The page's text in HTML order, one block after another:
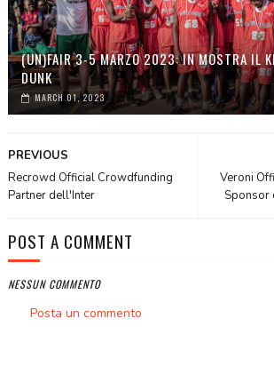
(UN)FAIR 3-5 MARZO 2023: IN MOSTRA IL
DUNK
MARCH 01, 2023
Veroni
Sponsor
PREVIOUS
Recrowd Official Crowdfunding
Partner dell'Inter
POST A COMMENT
NESSUN COMMENTO
Posta un commento